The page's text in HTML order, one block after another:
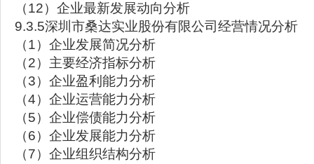
（12）企业最新发展动向分析
9.3.5深圳市桑达实业股份有限公司经营情况分析
（1）企业发展简况分析
（2）主要经济指标分析
（3）企业盈利能力分析
（4）企业运营能力分析
（5）企业偿债能力分析
（6）企业发展能力分析
（7）企业组织结构分析